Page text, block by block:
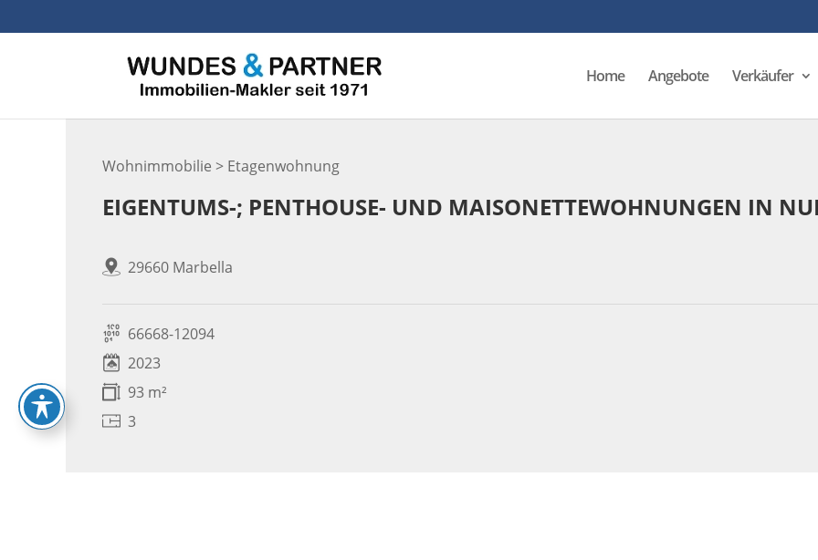
Home Angebote Verkäufer
Wohnimmobilie > Etagenwohnung
EIGENTUMS-; PENTHOUSE- UND MAISONETTEWOHNUNGEN IN
29660 Marbella
66668-12094
2023
93 m²
3